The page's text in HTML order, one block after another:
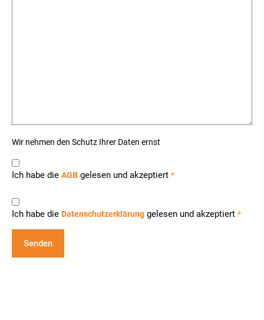
Wir nehmen den Schutz Ihrer Daten ernst
Ich habe die AGB gelesen und akzeptiert *
Ich habe die Datenschutzerklärung gelesen und akzeptiert *